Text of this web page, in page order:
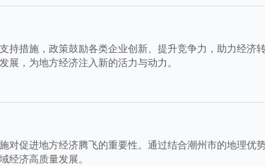
持措施，政策鼓励各类企业创新、提升竞争力，助力经济
，为地方经济注入新的活力与动力。
对促进地方经济腾飞的重要性。通过结合潮州市的地理优
经济高质量发展。